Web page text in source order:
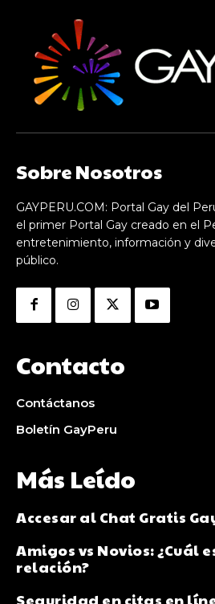
Sobre Nosotros
GAYPERU.COM: Portal Gay del
el primer Portal Gay creado en el
entretenimiento, información y
público.
Contacto
Contáctanos
Boletín GayPeru
Más Leído
Accesar al Chat Gratis
Amigos vs Novios: ¿Cuál
relación?
Seguridad en citas en